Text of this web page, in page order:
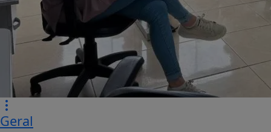
Geral